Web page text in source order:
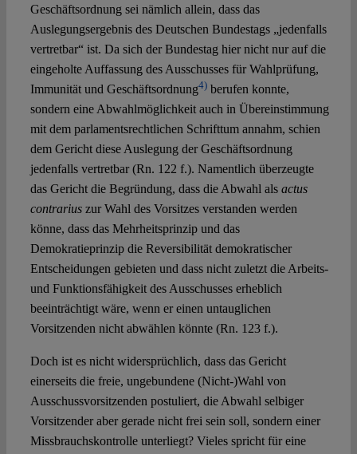
Geschäftsordnung sei nämlich allein, dass das
Auslegungsergebnis des Deutschen Bundestags „jedenfalls
vertretbar“ ist. Da sich der Bundestag hier nicht nur auf die
eingeholte Auffassung des Ausschusses für Wahlprüfung,
Immunität und Geschäftsordnung4)berufen konnte,
sondern eine Abwahlmöglichkeit auch in Übereinstimmung
mit dem parlamentsrechtlichen Schrifttum annahm, schien
dem Gericht diese Auslegung der Geschäftsordnung
jedenfalls vertretbar (Rn. 122 f.). Namentlich überzeugte
das Gericht die Begründung, dass die Abwahl als actus
contrariuszur Wahl des Vorsitzes verstanden werden
könne, dass das Mehrheitsprinzip und das
Demokratieprinzip die Reversibilität demokratischer
Entscheidungen gebieten und dass nicht zuletzt die Arbeits-
und Funktionsfähigkeit des Ausschusses erheblich
beeinträchtigt wäre, wenn er einen untauglichen
Vorsitzenden nicht abwählen könnte (Rn. 123 f.).
Doch ist es nicht widersprüchlich, dass das Gericht
einerseits die freie, ungebundene (Nicht-)Wahl von
Ausschussvorsitzenden postuliert, die Abwahl selbiger
Vorsitzender aber gerade nicht frei sein soll, sondern einer
Missbrauchskontrolle unterliegt? Vieles spricht für eine